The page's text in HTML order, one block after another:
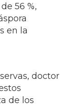
56 %,
en la
doctor
de los